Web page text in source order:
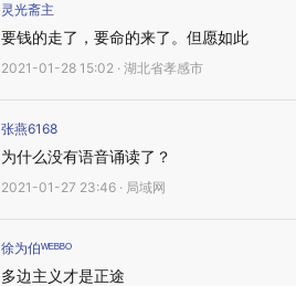
灵光斋主
要钱的走了，要命的来了。但愿如此
2021-01-28 15:02 · 湖北省孝感市
张燕6168
为什么没有语音诵读了？
2021-01-27 23:46 · 局域网
徐为伯ᵂᴱᴮᴮᴼ
多边主义才是正途